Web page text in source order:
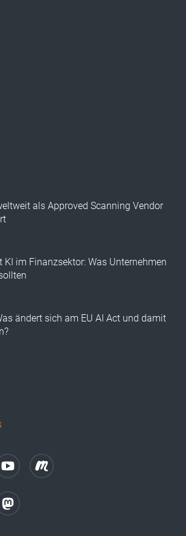
als Approved Scanning Vendor
KI im Finanzsektor: Was Unternehmen
ändert sich am EU AI Act und damit